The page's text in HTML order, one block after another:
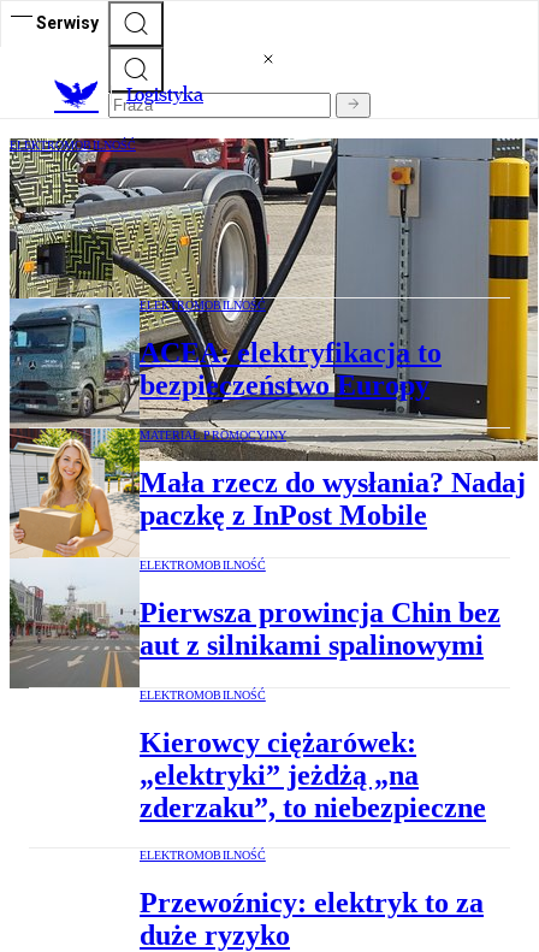
Serwisy
Logistyka
ELEKTROMOBILNOŚĆ
Przewoźnicy i producenci ciężarówek na
kursie kolizyjnym. Kością niezgody
elektryki
ELEKTROMOBILNOŚĆ
ACEA: elektryfikacja to
bezpieczeństwo Europy
MATERIAŁ PROMOCYJNY
Mała rzecz do wysłania? Nadaj
paczkę z InPost Mobile
ELEKTROMOBILNOŚĆ
Pierwsza prowincja Chin bez
aut z silnikami spalinowymi
ELEKTROMOBILNOŚĆ
Kierowcy ciężarówek:
„elektryki” jeżdżą „na
zderzaku”, to niebezpieczne
ELEKTROMOBILNOŚĆ
Przewoźnicy: elektryk to za
duże ryzyko